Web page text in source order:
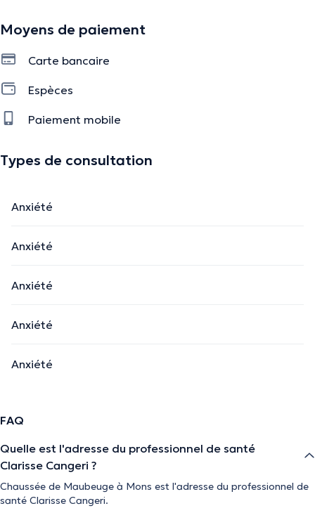
Moyens de paiement
Carte bancaire
Espèces
Paiement mobile
Types de consultation
Anxiété
Anxiété
Anxiété
Anxiété
Anxiété
FAQ
Quelle est l'adresse du professionnel de santé
Clarisse Cangeri ?
Chaussée de Maubeuge à Mons est l'adresse du professionnel de
santé Clarisse Cangeri.